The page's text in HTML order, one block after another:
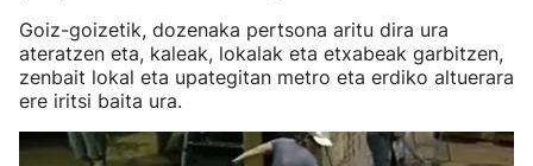
Goiz-goizetik, dozenaka pertsona aritu dira ura
ateratzen eta, kaleak, lokalak eta etxabeak garbitzen,
zenbait lokal eta upategitan metro eta erdiko altuerara
ere iritsi baita ura.